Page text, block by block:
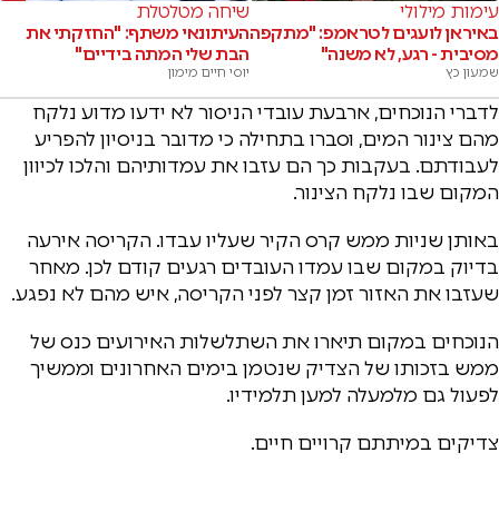
עימות מילולי
באיראן לועגים לטראמפ: "מתקפה
מסיבית - רגע, לא משנה"
שמעון כץ
שיחה מטלטלת
העיתונאי משתף: "החזקתי את
הבת שלי המתה בידיים"
יוסי חיים מימון
לדברי הנוכחים, ארבעת עובדי הניסור לא ידעו מדוע נלקח
מהם צינור המים, וסברו בתחילה כי מדובר בניסיון להפריע
לעבודתם. בעקבות כך הם עזבו את עמדותיהם והלכו לכיוון
המקום שבו נלקח הצינור.
באותן שניות ממש קרס הקיר שעליו עבדו. הקריסה אירעה
בדיוק במקום שבו עמדו העובדים רגעים קודם לכן. מאחר
שעזבו את האזור זמן קצר לפני הקריסה, איש מהם לא נפגע.
הנוכחים במקום תיארו את השתלשלות האירועים כנס של
ממש בזכותו של הצדיק שנטמן בימים האחרונים וממשיך
לפעול גם מלמעלה למען תלמידיו.
צדיקים במיתתם קרויים חיים.